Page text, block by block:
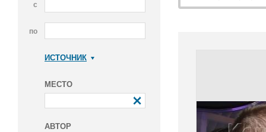
с
по
ИСТОЧНИК
МЕСТО
АВТОР